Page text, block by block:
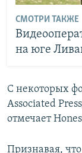
СМОТРИ ТАКЖЕ
на юге
С некоторых
Associated
отмечает
Признавая,